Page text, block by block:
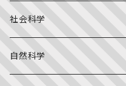
こどものとも年少版
おはなしプーカ
チャイルドブックアップル（2・3歳～）
日本の絵本
外国の絵本
詩・短歌・俳句・ことば
評論
社会科学
自然科学